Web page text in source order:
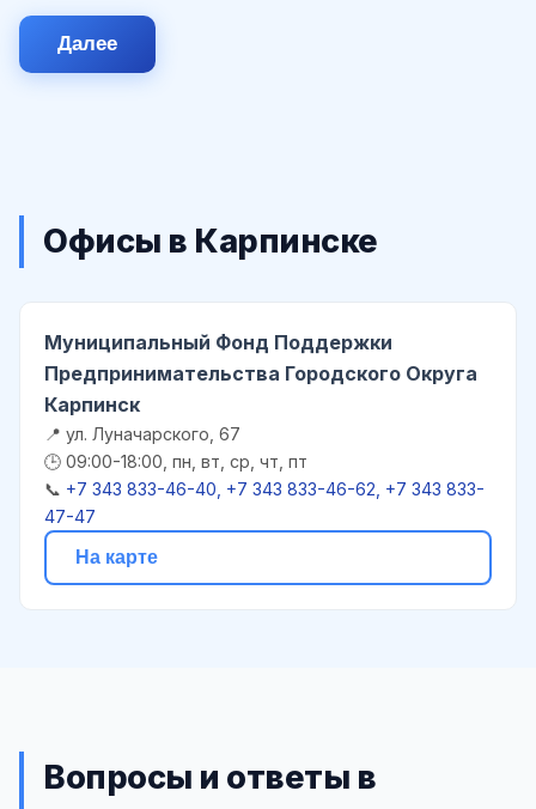
Далее
Офисы в Карпинске
Муниципальный Фонд Поддержки
Предпринимательства Городского Округа
Карпинск
📍 ул. Луначарского, 67
🕒 09:00-18:00, пн, вт, ср, чт, пт
📞 +7 343 833-46-40, +7 343 833-46-62, +7 343 833-
47-47
На карте
Вопросы и ответы в